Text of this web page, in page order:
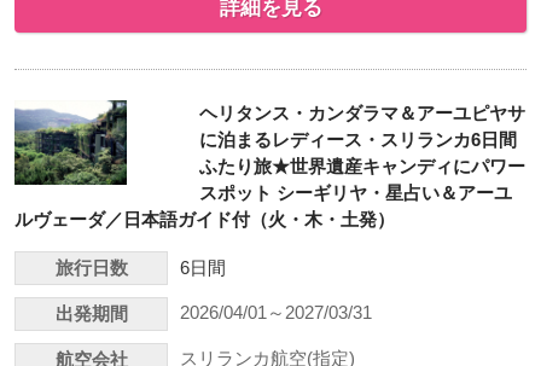
詳細を見る
ヘリタンス・カンダラマ＆アーユピヤサ
に泊まるレディース・スリランカ6日間
ふたり旅★世界遺産キャンディにパワー
スポット シーギリヤ・星占い＆アーユ
ルヴェーダ／日本語ガイド付（火・木・土発）
旅行日数 6日間
出発期間 2026/04/01～2027/03/31
航空会社 スリランカ航空(指定)